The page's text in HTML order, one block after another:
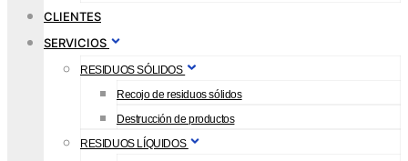
CLIENTES
SERVICIOS
RESIDUOS SÓLIDOS
Recojo de residuos sólidos
Destrucción de productos
RESIDUOS LÍQUIDOS